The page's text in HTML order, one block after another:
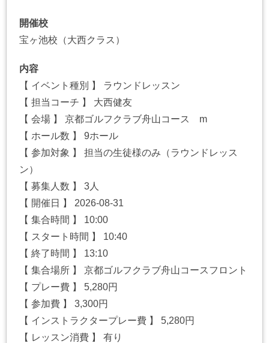
開催校
宝ヶ池校（大西クラス）
内容
【 イベント種別 】 ラウンドレッスン
【 担当コーチ 】 大西健友
【 会場 】 京都ゴルフクラブ舟山コース m
【 ホール数 】 9ホール
【 参加対象 】 担当の生徒様のみ（ラウンドレッス
ン）
【 募集人数 】 3人
【 開催日 】 2026-08-31
【 集合時間 】 10:00
【 スタート時間 】 10:40
【 終了時間 】 13:10
【 集合場所 】 京都ゴルフクラブ舟山コースフロント
【 プレー費 】 5,280円
【 参加費 】 3,300円
【 インストラクタープレー費 】 5,280円
【 レッスン消費 】 有り